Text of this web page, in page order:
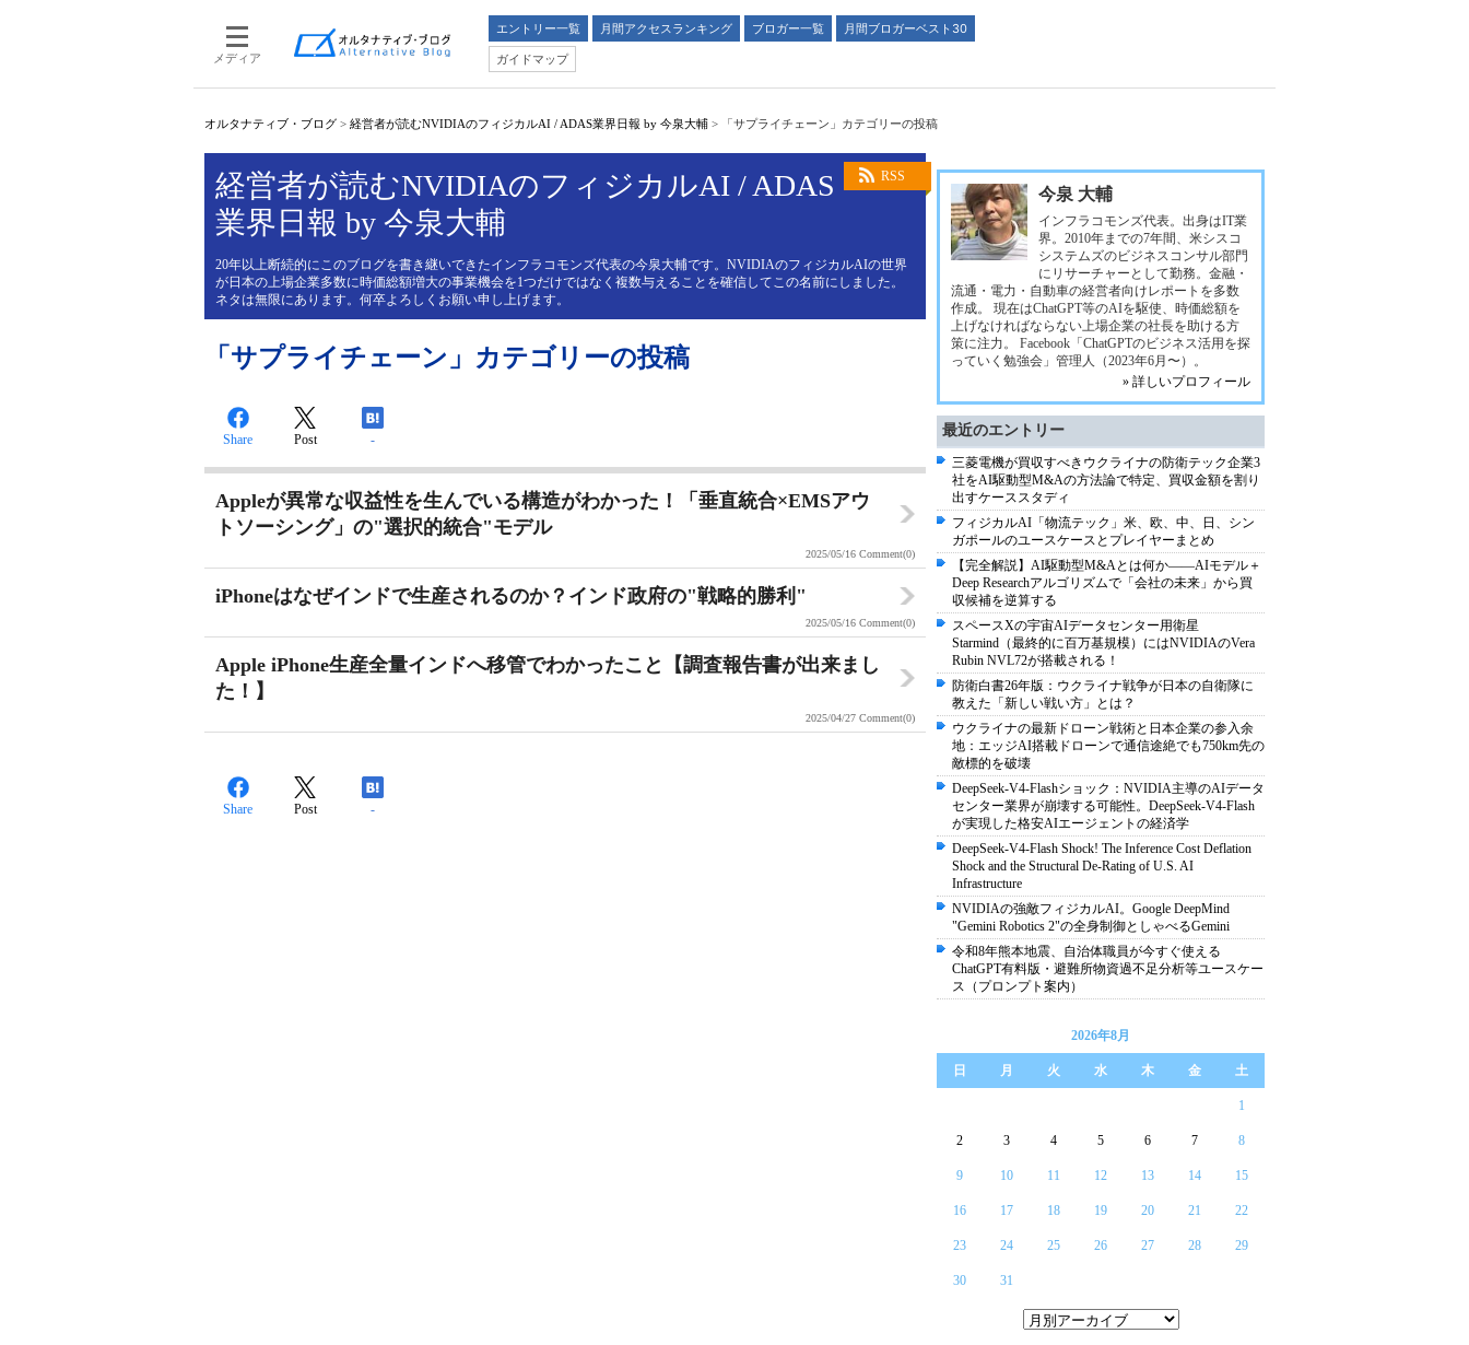
メディア
エントリー一覧 月間アクセスランキング ブロガー一覧
月間ブロガーベスト30
ガイドマップ
オルタナティブ・ブログ > 経営者が読むNVIDIAのフィジカルAI / ADAS業界日報 by 今泉大輔 > 「サプライチェーン」カテゴリーの投稿
RSS
経営者が読むNVIDIAのフィジカルAI / ADAS
業界日報 by 今泉大輔
20年以上断続的にこのブログを書き継いできたインフラコモンズ代表の今泉大輔です。NVIDIAのフィジカルAIの世界
が日本の上場企業多数に時価総額増大の事業機会を1つだけではなく複数与えることを確信してこの名前にしました。
ネタは無限にあります。何卒よろしくお願い申し上げます。
「サプライチェーン」カテゴリーの投稿
Share Post -
Appleが異常な収益性を生んでいる構造がわかった！「垂直統合×EMSアウ
トソーシング」の"選択的統合"モデル
2025/05/16 Comment(0)
iPhoneはなぜインドで生産されるのか？インド政府の"戦略的勝利"
2025/05/16 Comment(0)
Apple iPhone生産全量インドへ移管でわかったこと【調査報告書が出来まし
た！】
2025/04/27 Comment(0)
Share Post -
今泉 大輔
インフラコモンズ代表。出身はIT業
界。2010年までの7年間、米シスコ
システムズのビジネスコンサル部門
にリサーチャーとして勤務。金融・
流通・電力・自動車の経営者向けレポートを多数
作成。 現在はChatGPT等のAIを駆使、時価総額を
上げなければならない上場企業の社長を助ける方
策に注力。 Facebook「ChatGPTのビジネス活用を探
っていく勉強会」管理人（2023年6月〜）。
» 詳しいプロフィール
最近のエントリー
三菱電機が買収すべきウクライナの防衛テック企業3
社をAI駆動型M&Aの方法論で特定、買収金額を割り
出すケーススタディ
フィジカルAI「物流テック」米、欧、中、日、シン
ガポールのユースケースとプレイヤーまとめ
【完全解説】AI駆動型M&Aとは何か――AIモデル＋
Deep Researchアルゴリズムで「会社の未来」から買
収候補を逆算する
スペースXの宇宙AIデータセンター用衛星
Starmind（最終的に百万基規模）にはNVIDIAのVera
Rubin NVL72が搭載される！
防衛白書26年版：ウクライナ戦争が日本の自衛隊に
教えた「新しい戦い方」とは？
ウクライナの最新ドローン戦術と日本企業の参入余
地：エッジAI搭載ドローンで通信途絶でも750km先の
敵標的を破壊
DeepSeek-V4-Flashショック：NVIDIA主導のAIデータ
センター業界が崩壊する可能性。DeepSeek-V4-Flash
が実現した格安AIエージェントの経済学
DeepSeek-V4-Flash Shock! The Inference Cost Deflation
Shock and the Structural De-Rating of U.S. AI
Infrastructure
NVIDIAの強敵フィジカルAI。Google DeepMind
"Gemini Robotics 2"の全身制御としゃべるGemini
令和8年熊本地震、自治体職員が今すぐ使える
ChatGPT有料版・避難所物資過不足分析等ユースケー
ス（プロンプト案内）
2026年8月
日 月 火 水 木 金 土
1
2 3 4 5 6 7 8
9 10 11 12 13 14 15
16 17 18 19 20 21 22
23 24 25 26 27 28 29
30 31